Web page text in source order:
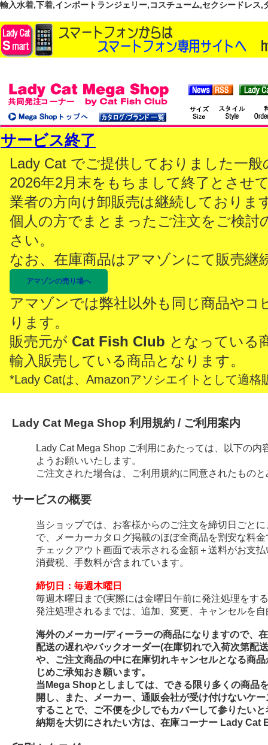
輸入水着,下着,インポートランジェリー,コスチューム,セクシードレス
サービス終了
Lady Cat でご提供しておりました一
2026年2月末をもちまして終了とさせ
業者の方向け卸販売は継続しておりま
個人の方でまとまったご注文をご検討
さい。
なお、在庫商品はアマゾンにて販売継
アマゾンの売り場へ
アマゾンでは弊社以外も同じ商品やコ
ります。
販売元が Cat Fish Club となっている
輸入販売している商品となります。
*Lady Catは、Amazonアソシエイトとして適格
Lady Cat Mega Shop 利用規約 / ご利用案内
Lady Cat Mega Shop ご利用にあたっては、以下の
ようお願いいたします。
ご注文された場合は、ご利用規約に同意されたもの
サービスの概要
当ショップでは、お客様からのご注文を締切日ごと
で、メーカーカタログ掲載のほぼ全商品を割安な料
チェックアウト画面で表示される金額＋送料がお支
消費税、手数料が含まれています。
締切日：毎週木曜日
毎週木曜日まで(実際には金曜日午前に発注処理をす
発注処理されるまでは、追加、変更、キャンセルを
海外のメーカー/ディーラーの商品になりますので、
配送の遅れやバックオーダー(在庫切れで入荷次第配
や、ご注文商品の中に在庫切れキャンセルとなる商
じめご承知おき願います。
当Mega Shopとしましては、できる限り多くの商品
開し、また、メーカー、通販会社が受け付けないケ
することで、ご不便を少しでもカバーして参りたい
納期を大切にされたい方は、在庫コーナー Lady Cat